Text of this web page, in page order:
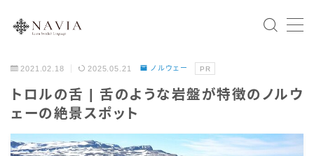
Home
スウェーデン語文法
会話表現
2021.02.18 2025.05.21 ノルウェー PR
トロルの舌 | 舌のような岩盤が特徴のノルウ
ェーの絶景スポット